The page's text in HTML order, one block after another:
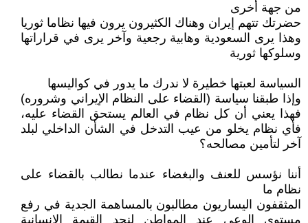
من جهة أخرى
حضرتك تتهم إيران وهناك الكثيرون يرون فيها نظاما ثوريا
وهذا يرى السعودية وهابية رجعية وآخر يرى في قراراتها
وسلوكها ثورية
السياسة لعبتها خطيرة لا ندرك ما يدور في كواليسها
وإذا طبقنا سياسة (القضاء على النظام الإيراني وشروره)
فهذا يعني أن كل نظام في العالم يستحق القضاء عليه،
فأي نظام يخلو من عيب التدخل في الشأن الداخلي لبلد
آخر لتأمين مصالحه؟
أننا نؤسس للعنف والبغضاء عندما نطالب بالقضاء على
نظام ما
المثقفون اليساريون مطالبون بالمساهمة الجدية في رفع
مستوى الوعي عند المواطن لنجد القيمة الإنسانية